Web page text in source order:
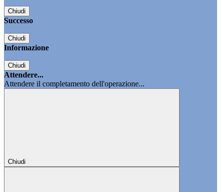
Chiudi
Successo
Chiudi
Informazione
Chiudi
Attendere...
Attendere il completamento dell'operazione...
Chiudi